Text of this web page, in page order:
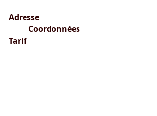
Adresse
Coordonnées
Tarif